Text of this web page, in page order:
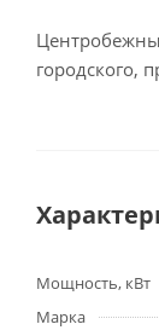
городского,
Мощность, кВт
Марка